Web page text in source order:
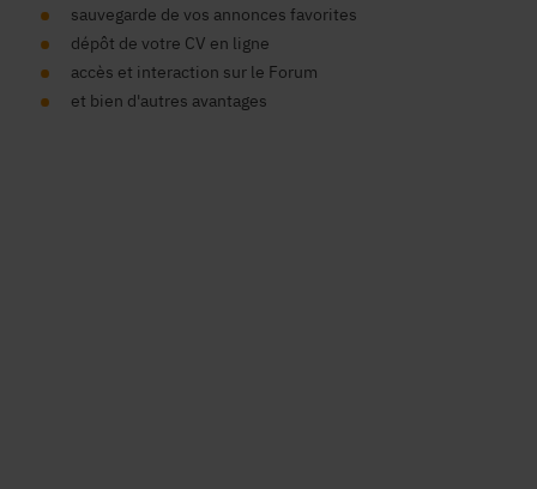
sauvegarde de vos annonces favorites
dépôt de votre CV en ligne
accès et interaction sur le Forum
et bien d'autres avantages